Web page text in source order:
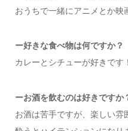
おうちで一緒にアニメとか映
ー好きな食べ物は何ですか？
カレーとシチューが好きです！
ーお酒を飲むのは好きですか
お酒は苦手ですが、楽しい